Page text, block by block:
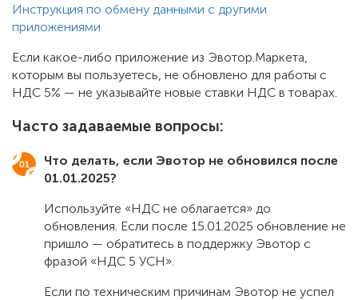
Инструкция по обмену данными с другими
приложениями
Если какое-либо приложение из Эвотор.Маркета,
которым вы пользуетесь, не обновлено для работы с
НДС 5% — не указывайте новые ставки НДС в товарах.
Часто задаваемые вопросы:
Что делать, если Эвотор не обновился после
01.01.2025?
Используйте «НДС не облагается» до
обновления. Если после 15.01.2025 обновление не
пришло — обратитесь в поддержку Эвотор с
фразой «НДС 5 УСН».
Если по техническим причинам Эвотор не успел